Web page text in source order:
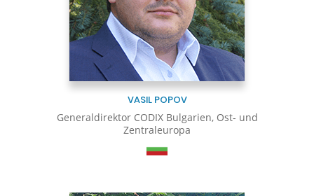
VASIL POPOV
Generaldirektor CODIX Bulgarien, Ost- und
Zentraleuropa